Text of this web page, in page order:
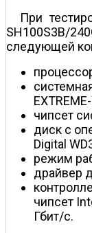
При
SH100S3B/
следующей
чипсет
диск с
Digital
режим
драйвер
чипсет
Гбит/с.